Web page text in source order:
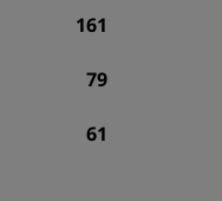
161
79
61